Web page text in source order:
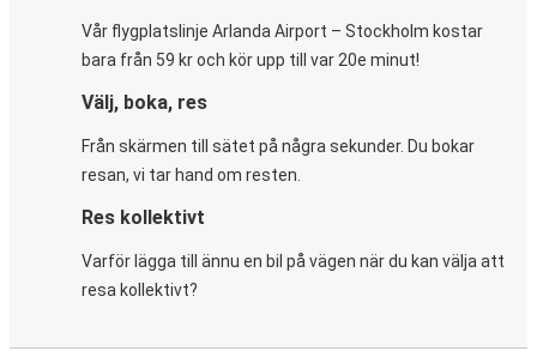
Vår flygplatslinje Arlanda Airport – Stockholm kostar
bara från 59 kr och kör upp till var 20e minut!
Välj, boka, res
Från skärmen till sätet på några sekunder. Du bokar
resan, vi tar hand om resten.
Res kollektivt
Varför lägga till ännu en bil på vägen när du kan välja att
resa kollektivt?